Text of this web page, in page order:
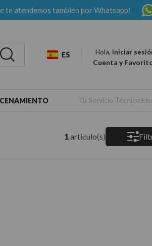
te atendemos también por Whatsapp!
ES Hola, Iniciar
Cuenta y
Tu Servicio Técnico
1articulo(s)